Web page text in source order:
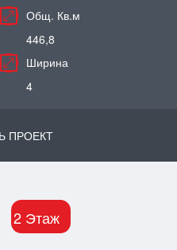
Общ. Кв.м
446,8
Ширина
4
ПРОЕКТ
2 Этаж